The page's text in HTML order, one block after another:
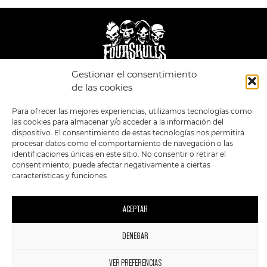
Gestionar el consentimiento
de las cookies
Para ofrecer las mejores experiencias, utilizamos tecnologías como
las cookies para almacenar y/o acceder a la información del
dispositivo. El consentimiento de estas tecnologías nos permitirá
procesar datos como el comportamiento de navegación o las
identificaciones únicas en este sitio. No consentir o retirar el
consentimiento, puede afectar negativamente a ciertas
características y funciones.
ACEPTAR
DENEGAR
VER PREFERENCIAS
POLÍTICA DE
PRIVACIDAD
TÉRMINOS Y
CONDICIONES
GENERALES DE LA
POLÍTICA DE COOKIES
TIENDA
FORMATOS
PREVENTAS
OFERTAS
MERCHANDISING
FOUR SKULLS
2023 FourSkulls. Reservados todos los derechos.